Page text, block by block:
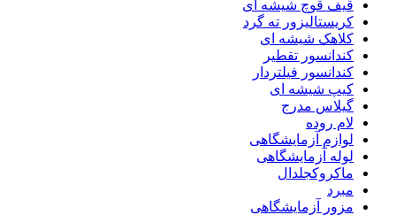
قیف قوچ شیشه ای
کریستالیزور ته گرد
کلاهک شیشه ای
کندانسور تقطیر
کندانسور فیلتردار
کیپ شیشه ای
گیلاس مدرج
لام روده
لوازم آزمایشگاهی
لوله آزمایشگاهی
ماکروکجلدال
مبرد
مزور آزمایشگاهی